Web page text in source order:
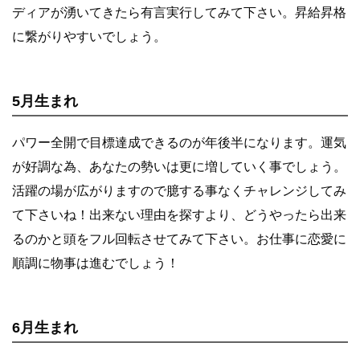
ディアが湧いてきたら有言実行してみて下さい。昇給昇格
に繋がりやすいでしょう。
5月生まれ
パワー全開で目標達成できるのが年後半になります。運気
が好調な為、あなたの勢いは更に増していく事でしょう。
活躍の場が広がりますので臆する事なくチャレンジしてみ
て下さいね！出来ない理由を探すより、どうやったら出来
るのかと頭をフル回転させてみて下さい。お仕事に恋愛に
順調に物事は進むでしょう！
6月生まれ